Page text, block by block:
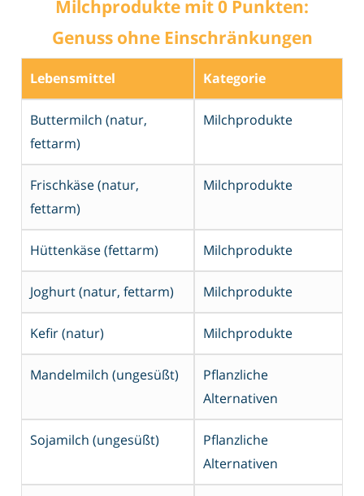
Milchprodukte mit 0 Punkten:
Genuss ohne Einschränkungen
Lebensmittel Kategorie
Buttermilch (natur,
fettarm)
Milchprodukte
Frischkäse (natur,
fettarm)
Milchprodukte
Hüttenkäse (fettarm) Milchprodukte
Joghurt (natur, fettarm) Milchprodukte
Kefir (natur) Milchprodukte
Mandelmilch (ungesüßt)
Pflanzliche
Alternativen
Sojamilch (ungesüßt)
Pflanzliche
Alternativen